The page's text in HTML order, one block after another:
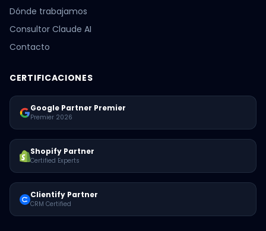
Dónde trabajamos
Consultor Claude AI
Contacto
CERTIFICACIONES
Google Partner Premier
Premier 2026
Shopify Partner
Certified Experts
Clientify Partner
CRM Certified